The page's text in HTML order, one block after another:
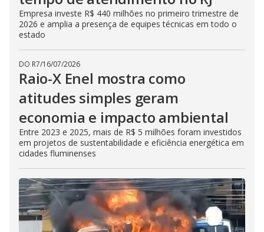
Empresa investe R$ 440 milhões no primeiro trimestre de
2026 e amplia a presença de equipes técnicas em todo o
estado
DO R7/16/07/2026
Raio-X Enel mostra como
atitudes simples geram
economia e impacto ambiental
Entre 2023 e 2025, mais de R$ 5 milhões foram investidos
em projetos de sustentabilidade e eficiência energética em
cidades fluminenses